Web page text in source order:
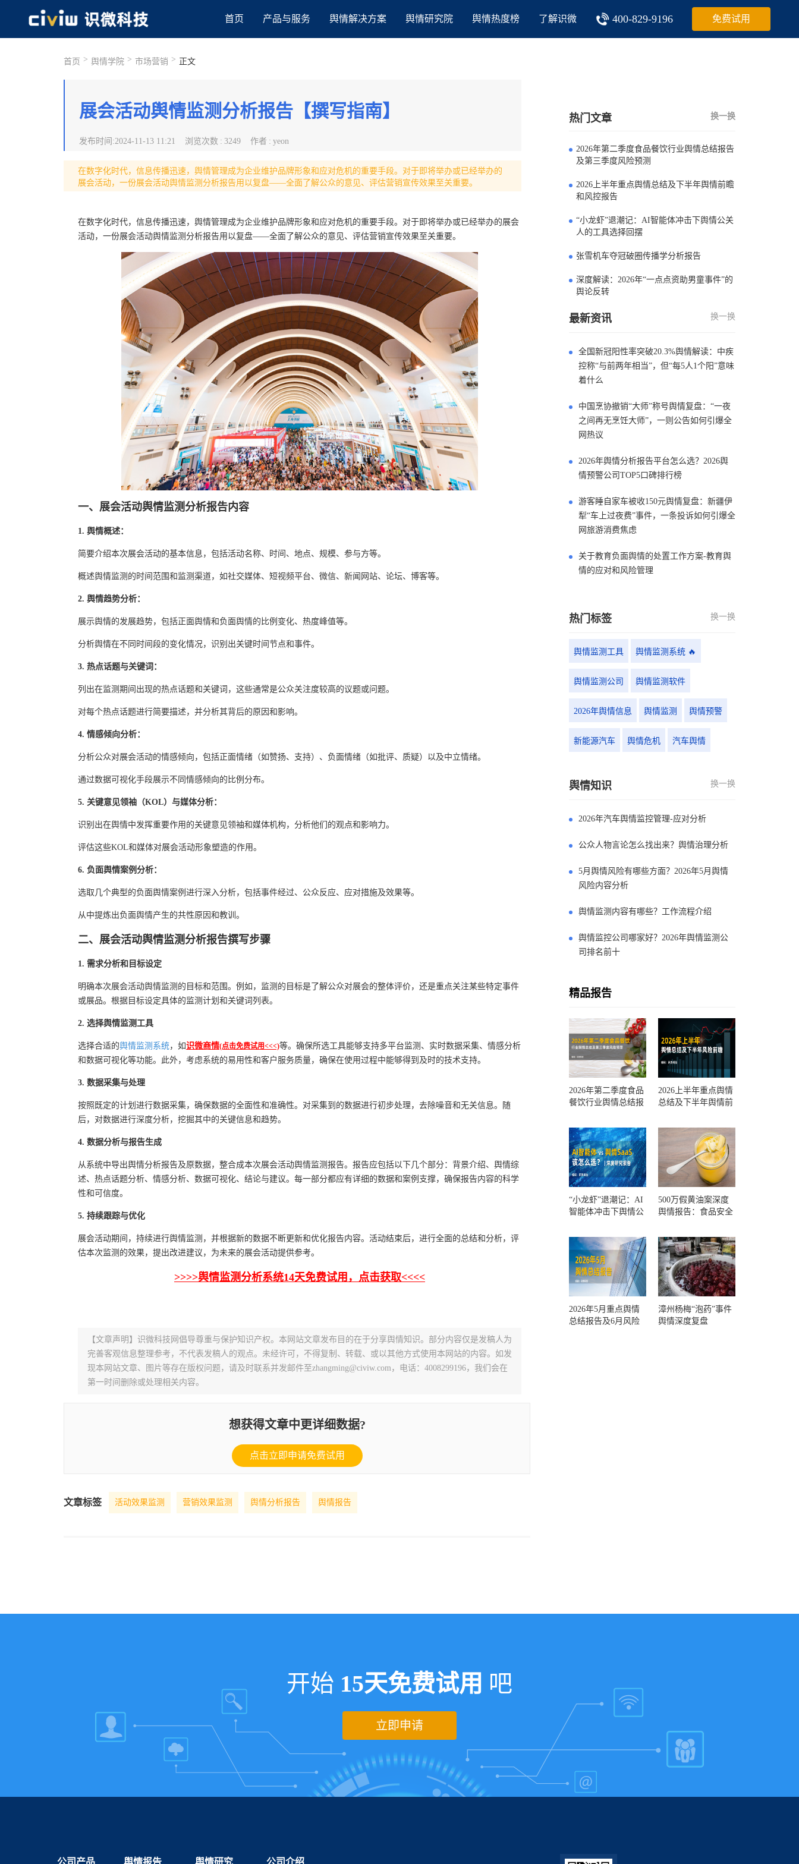
首页 产品与服务 舆情解决方案 舆情研究院 舆情热度榜 了解识微 400-829-9196 免费试用
首页 > 舆情学院 > 市场营销 > 正文
展会活动舆情监测分析报告【撰写指南】
发布时间 :2024-11-13 11:21 浏览次数 : 3249 作者 : yeon
在数字化时代，信息传播迅速，舆情管理成为企业维护品牌形象和应对危机的重要手段。对于即将举办或已经举办的
展会活动，一份展会活动舆情监测分析报告用以复盘——全面了解公众的意见、评估营销宣传效果至关重要。
在数字化时代，信息传播迅速，舆情管理成为企业维护品牌形象和应对危机的重要手段。对于即将举办或已经举办的展会
活动，一份展会活动舆情监测分析报告用以复盘——全面了解公众的意见、评估营销宣传效果至关重要。
一、展会活动舆情监测分析报告内容
1. 舆情概述：
简要介绍本次展会活动的基本信息，包括活动名称、时间、地点、规模、参与方等。
概述舆情监测的时间范围和监测渠道，如社交媒体、短视频平台、微信、新闻网站、论坛、博客等。
2. 舆情趋势分析：
展示舆情的发展趋势，包括正面舆情和负面舆情的比例变化、热度峰值等。
分析舆情在不同时间段的变化情况，识别出关键时间节点和事件。
3. 热点话题与关键词：
列出在监测期间出现的热点话题和关键词，这些通常是公众关注度较高的议题或问题。
对每个热点话题进行简要描述，并分析其背后的原因和影响。
4. 情感倾向分析：
分析公众对展会活动的情感倾向，包括正面情绪（如赞扬、支持）、负面情绪（如批评、质疑）以及中立情绪。
通过数据可视化手段展示不同情感倾向的比例分布。
5. 关键意见领袖（KOL）与媒体分析：
识别出在舆情中发挥重要作用的关键意见领袖和媒体机构，分析他们的观点和影响力。
评估这些KOL和媒体对展会活动形象塑造的作用。
6. 负面舆情案例分析：
选取几个典型的负面舆情案例进行深入分析，包括事件经过、公众反应、应对措施及效果等。
从中提炼出负面舆情产生的共性原因和教训。
二、展会活动舆情监测分析报告撰写步骤
1. 需求分析和目标设定
明确本次展会活动舆情监测的目标和范围。例如，监测的目标是了解公众对展会的整体评价，还是重点关注某些特定事件
或展品。根据目标设定具体的监测计划和关键词列表。
2. 选择舆情监测工具
选择合适的舆情监测系统，如识微商情(点击免费试用<<<)等。确保所选工具能够支持多平台监测、实时数据采集、情感分析
和数据可视化等功能。此外，考虑系统的易用性和客户服务质量，确保在使用过程中能够得到及时的技术支持。
3. 数据采集与处理
按照既定的计划进行数据采集，确保数据的全面性和准确性。对采集到的数据进行初步处理，去除噪音和无关信息。随
后，对数据进行深度分析，挖掘其中的关键信息和趋势。
4. 数据分析与报告生成
从系统中导出舆情分析报告及原数据，整合成本次展会活动舆情监测报告。报告应包括以下几个部分：背景介绍、舆情综
述、热点话题分析、情感分析、数据可视化、结论与建议。每一部分都应有详细的数据和案例支撑，确保报告内容的科学
性和可信度。
5. 持续跟踪与优化
展会活动期间，持续进行舆情监测，并根据新的数据不断更新和优化报告内容。活动结束后，进行全面的总结和分析，评
估本次监测的效果，提出改进建议，为未来的展会活动提供参考。
>>>>舆情监测分析系统14天免费试用，点击获取<<<<
【文章声明】识微科技网倡导尊重与保护知识产权。本网站文章发布目的在于分享舆情知识。部分内容仅是发稿人为
完善客观信息整理参考，不代表发稿人的观点。未经许可，不得复制、转载、或以其他方式使用本网站的内容。如发
现本网站文章、图片等存在版权问题，请及时联系并发邮件至zhangming@civiw.com，电话：4008299196，我们会在
第一时间删除或处理相关内容。
想获得文章中更详细数据?
点击立即申请免费试用
文章标签 活动效果监测 营销效果监测 舆情分析报告 舆情报告
热门文章 换一换
2026年第二季度食品餐饮行业舆情总结报告
及第三季度风险预测
2026上半年重点舆情总结及下半年舆情前瞻
和风控报告
“小龙虾”退潮记：AI智能体冲击下舆情公关
人的工具选择回摆
张雪机车夺冠破圈传播学分析报告
深度解读：2026年“一点点资助男童事件”的
舆论反转
最新资讯 换一换
全国新冠阳性率突破20.3%舆情解读：中疾
控称“与前两年相当”，但“每5人1个阳”意味
着什么
中国烹协撤销“大师”称号舆情复盘：“一夜
之间再无烹饪大师”，一则公告如何引爆全
网热议
2026年舆情分析报告平台怎么选？2026舆
情预警公司TOP5口碑排行榜
游客睡自家车被收150元舆情复盘：新疆伊
犁“车上过夜费”事件，一条投诉如何引爆全
网旅游消费焦虑
关于教育负面舆情的处置工作方案-教育舆
情的应对和风险管理
热门标签 换一换
舆情监测工具 舆情监测系统 🔥
舆情监测公司 舆情监测软件
2026年舆情信息 舆情监测 舆情预警
新能源汽车 舆情危机 汽车舆情
舆情知识 换一换
2026年汽车舆情监控管理-应对分析
公众人物言论怎么找出来？舆情治理分析
5月舆情风险有哪些方面？2026年5月舆情
风险内容分析
舆情监测内容有哪些？工作流程介绍
舆情监控公司哪家好？2026年舆情监测公
司排名前十
精品报告
2026年第二季度食品
餐饮行业舆情总结报
测
2026上半年重点舆情
总结及下半年舆情前
“小龙虾”退潮记：AI
智能体冲击下舆情公
500万假黄油案深度
舆情报告：食品安全
一环？
2026年5月重点舆情
总结报告及6月风险
漳州杨梅“泡药”事件
舆情深度复盘
开始 15天免费试用 吧
立即申请
公司产品 舆情报告 舆情研究 公司介绍